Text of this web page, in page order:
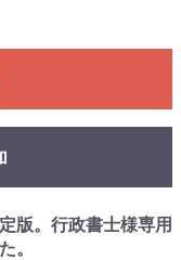
版。行政書士様専用
。